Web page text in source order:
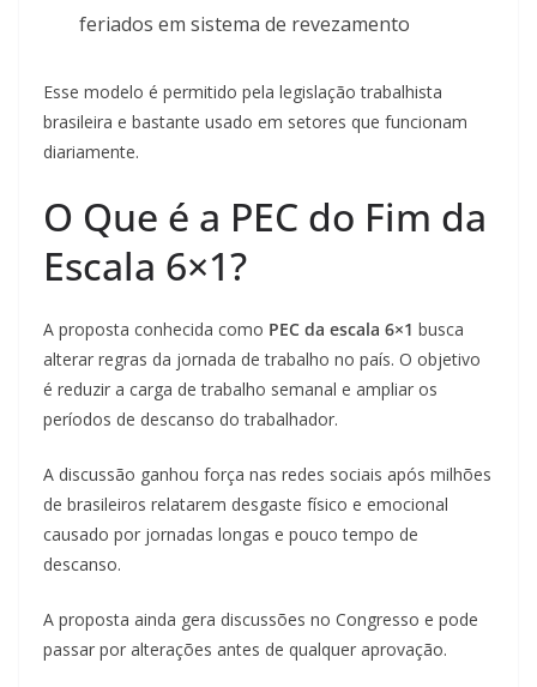
feriados em sistema de revezamento
Esse modelo é permitido pela legislação trabalhista
brasileira e bastante usado em setores que funcionam
diariamente.
O Que é a PEC do Fim da
Escala 6×1?
A proposta conhecida como PEC da escala 6×1 busca
alterar regras da jornada de trabalho no país. O objetivo
é reduzir a carga de trabalho semanal e ampliar os
períodos de descanso do trabalhador.
A discussão ganhou força nas redes sociais após milhões
de brasileiros relatarem desgaste físico e emocional
causado por jornadas longas e pouco tempo de
descanso.
A proposta ainda gera discussões no Congresso e pode
passar por alterações antes de qualquer aprovação.